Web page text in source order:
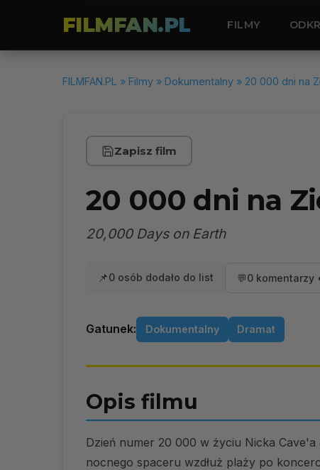
FILMFAN.PL FILMY
FILMFAN.PL » Filmy » Dokumentalny » 20 000 dni na
Zapisz film
20 000 dni na
20,000 Days on Earth
📌0 osób dodało do list 💬0 komentarzy
Gatunek: Dokumentalny Dramat
Opis filmu
Dzień numer 20 000 w życiu Nicka
nocnego spaceru wzdłuż plaży po